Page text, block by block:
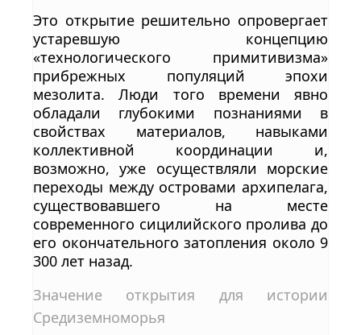
Это открытие решительно опровергает
устаревшую концепцию
«технологического примитивизма»
прибрежных популяций эпохи
мезолита. Люди того времени явно
обладали глубокими познаниями в
свойствах материалов, навыками
коллективной координации и,
возможно, уже осуществляли морские
переходы между островами архипелага,
существовавшего на месте
современного сицилийского пролива до
его окончательного затопления около 9
300 лет назад.
Значение открытия для истории
Средиземноморья